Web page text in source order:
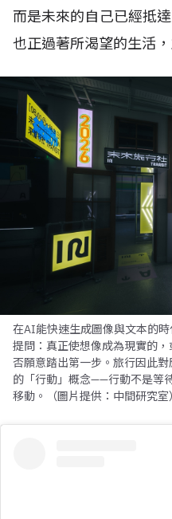
而是未來的自己已經抵
也正過著所渴望的生活
在AI能快速生成圖像與文本的
提問：真正使想像成為現實的
否願意踏出第一步。旅行因此
的「行動」概念——行動不是等
移動。（圖片提供：中間研究室）